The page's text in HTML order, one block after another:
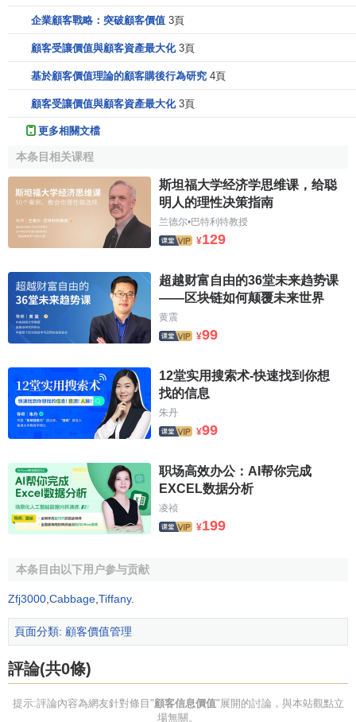
企業顧客戰略：突破顧客價值 3頁
顧客受讓價值與顧客資產最大化 3頁
基於顧客價值理論的顧客購後行為研究 4頁
顧客受讓價值與顧客資產最大化 3頁
更多相關文檔
本条目相关课程
斯坦福大学经济学思维课，给聪
明人的理性决策指南
兰德尔•巴特利特教授
¥129
超越财富自由的36堂未来趋势课
——区块链如何颠覆未来世界
黄震
¥99
12堂实用搜索术-快速找到你想
找的信息
朱丹
¥99
职场高效办公：AI帮你完成
EXCEL数据分析
凌祯
¥199
本条目由以下用户参与贡献
Zfj3000 Cabbage Tiffany.
頁面分類: 顧客價值管理
評論(共0條)
提示:評論內容為網友針對條目"顧客信息價值"展開的討論，與本站觀點立
場無關。